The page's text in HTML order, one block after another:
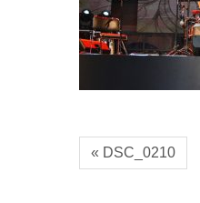
« DSC_0210